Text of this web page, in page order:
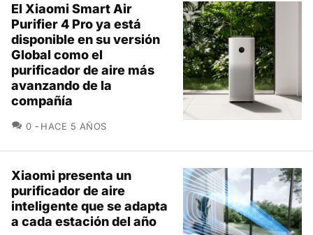
El Xiaomi Smart Air
Purifier 4 Pro ya está
disponible en su versión
Global como el
purificador de aire más
avanzando de la
compañía
0 COMENTARIOS
HACE 5 AÑOS
Xiaomi presenta un
purificador de aire
inteligente que se adapta
a cada estación del año